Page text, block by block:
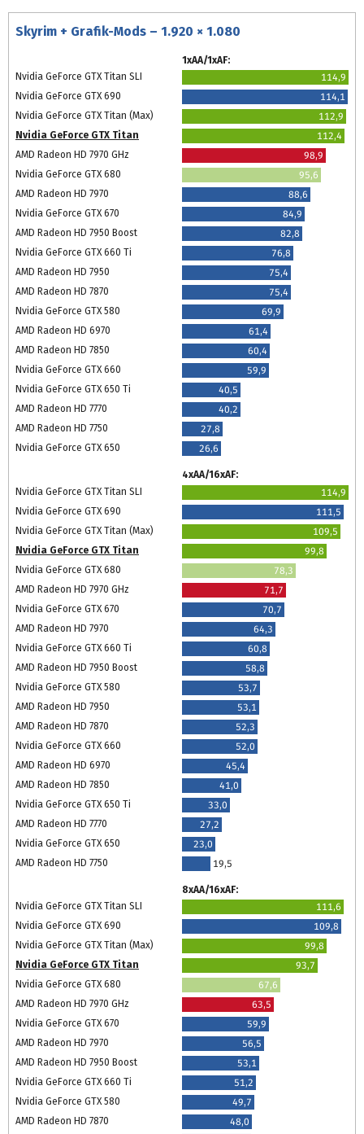
Skyrim + Grafik-Mods – 1.920 × 1.080
1xAA/1xAF:
Nvidia GeForce GTX Titan SLI
114,9
Nvidia GeForce GTX 690
114,1
Nvidia GeForce GTX Titan (Max)
112,9
Nvidia GeForce GTX Titan
112,4
AMD Radeon HD 7970 GHz
98,9
Nvidia GeForce GTX 680
95,6
AMD Radeon HD 7970
88,6
Nvidia GeForce GTX 670
84,9
AMD Radeon HD 7950 Boost
82,8
Nvidia GeForce GTX 660 Ti
76,8
AMD Radeon HD 7950
75,4
AMD Radeon HD 7870
75,4
Nvidia GeForce GTX 580
69,9
AMD Radeon HD 6970
61,4
AMD Radeon HD 7850
60,4
Nvidia GeForce GTX 660
59,9
Nvidia GeForce GTX 650 Ti
40,5
AMD Radeon HD 7770
40,2
AMD Radeon HD 7750
27,8
Nvidia GeForce GTX 650
26,6
4xAA/16xAF:
Nvidia GeForce GTX Titan SLI
114,9
Nvidia GeForce GTX 690
111,5
Nvidia GeForce GTX Titan (Max)
109,5
Nvidia GeForce GTX Titan
99,8
Nvidia GeForce GTX 680
78,3
AMD Radeon HD 7970 GHz
71,7
Nvidia GeForce GTX 670
70,7
AMD Radeon HD 7970
64,3
Nvidia GeForce GTX 660 Ti
60,8
AMD Radeon HD 7950 Boost
58,8
Nvidia GeForce GTX 580
53,7
AMD Radeon HD 7950
53,1
AMD Radeon HD 7870
52,3
Nvidia GeForce GTX 660
52,0
AMD Radeon HD 6970
45,4
AMD Radeon HD 7850
41,0
Nvidia GeForce GTX 650 Ti
33,0
AMD Radeon HD 7770
27,2
Nvidia GeForce GTX 650
23,0
AMD Radeon HD 7750
19,5
8xAA/16xAF:
Nvidia GeForce GTX Titan SLI
111,6
Nvidia GeForce GTX 690
109,8
Nvidia GeForce GTX Titan (Max)
99,8
Nvidia GeForce GTX Titan
93,7
Nvidia GeForce GTX 680
67,6
AMD Radeon HD 7970 GHz
63,5
Nvidia GeForce GTX 670
59,9
AMD Radeon HD 7970
56,5
AMD Radeon HD 7950 Boost
53,1
Nvidia GeForce GTX 660 Ti
51,2
Nvidia GeForce GTX 580
49,7
AMD Radeon HD 7870
48,0